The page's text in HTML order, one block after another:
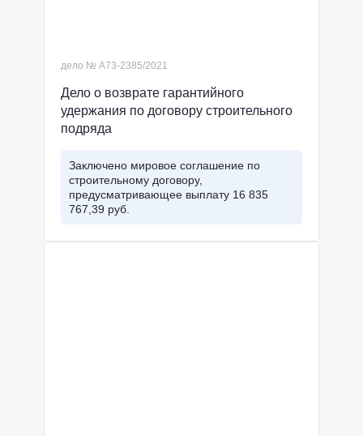
дело № А73-2385/2021
Дело о возврате гарантийного
удержания по договору строительного
подряда
Заключено мировое соглашение по
строительному договору,
предусматривающее выплату 16 835
767,39 руб.